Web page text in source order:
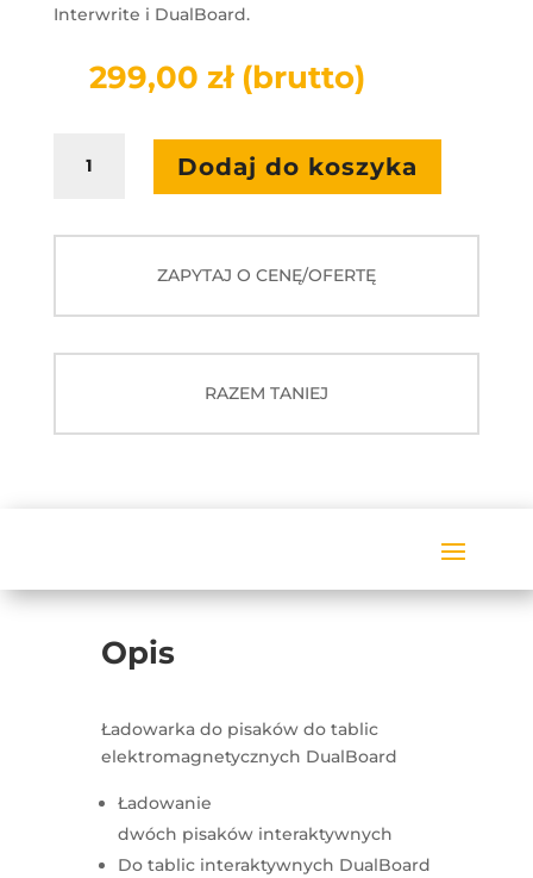
Interwrite i DualBoard.
299,00 zł (brutto)
Ładowarka
Dodaj do koszyka
ZAPYTAJ O CENĘ/OFERTĘ
RAZEM TANIEJ
Opis
Ładowarka do pisaków do tablic
elektromagnetycznych DualBoard
Ładowanie
dwóch pisaków interaktywnych
Do tablic interaktywnych DualBoard